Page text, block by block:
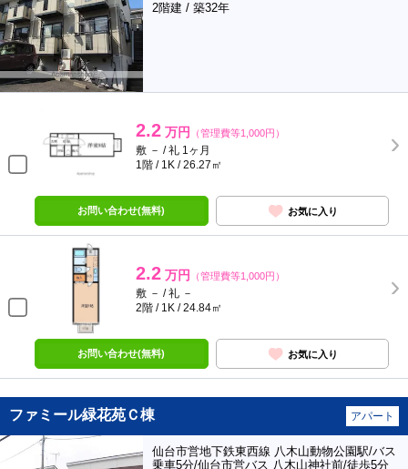
2階建 / 築32年
2.2 万円 （管理費等1,000円）
敷 － / 礼 1ヶ月
1階 / 1K / 26.27㎡
お問い合わせ(無料) お気に入り
2.2 万円 （管理費等1,000円）
敷 － / 礼 －
2階 / 1K / 24.84㎡
お問い合わせ(無料) お気に入り
ファミール緑花苑Ｃ棟 アパート
仙台市営地下鉄東西線 八木山動物公園駅/バス
乗車5分/仙台市営バス 八木山神社前/徒歩5分